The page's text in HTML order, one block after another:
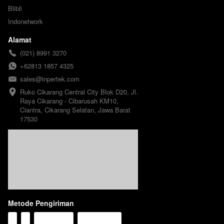
Blibli
Indonetwork
Alamat
(021) 8991 3270
+62813 1857 4325
sales@inpertek.com
Ruko Cikarang Central City Blok D20, Jl.
Raya Cikarang - Cibarusah KM10,
Ciantra, Cikarang Selatan, Jawa Barat
17530
Metode Pengiriman